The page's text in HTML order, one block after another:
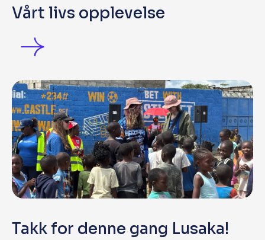
Vårt livs opplevelse
Takk for denne gang Lusaka!